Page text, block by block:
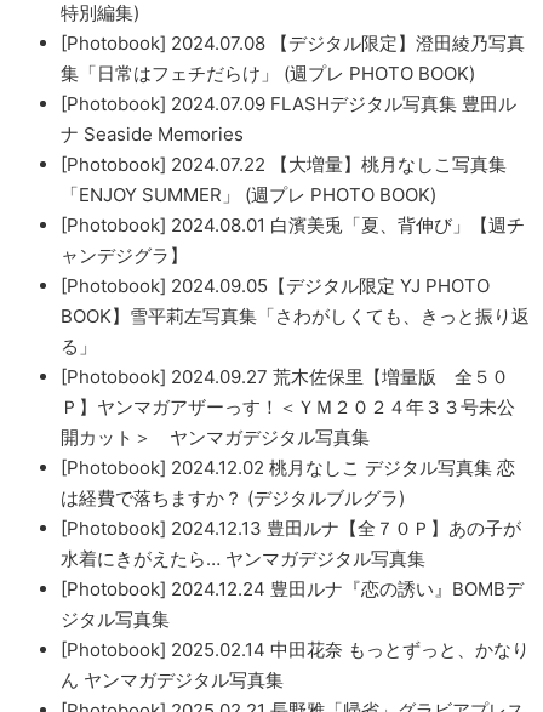
特別編集)
[Photobook] 2024.07.08 【デジタル限定】澄田綾乃写真
集「日常はフェチだらけ」 (週プレ PHOTO BOOK)
[Photobook] 2024.07.09 FLASHデジタル写真集 豊田ル
ナ Seaside Memories
[Photobook] 2024.07.22 【大増量】桃月なしこ写真集
「ENJOY SUMMER」 (週プレ PHOTO BOOK)
[Photobook] 2024.08.01 白濱美兎「夏、背伸び」【週チ
ャンデジグラ】
[Photobook] 2024.09.05【デジタル限定 YJ PHOTO
BOOK】雪平莉左写真集「さわがしくても、きっと振り返
る」
[Photobook] 2024.09.27 荒木佐保里【増量版 全５０
Ｐ】ヤンマガアザーっす！＜ＹＭ２０２４年３３号未公
開カット＞ ヤンマガデジタル写真集
[Photobook] 2024.12.02 桃月なしこ デジタル写真集 恋
は経費で落ちますか？ (デジタルブルグラ)
[Photobook] 2024.12.13 豊田ルナ【全７０Ｐ】あの子が
水着にきがえたら… ヤンマガデジタル写真集
[Photobook] 2024.12.24 豊田ルナ『恋の誘い』BOMBデ
ジタル写真集
[Photobook] 2025.02.14 中田花奈 もっとずっと、かなり
ん ヤンマガデジタル写真集